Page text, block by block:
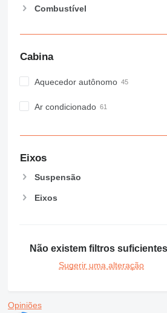
Combustível
Cabina
Aquecedor autônomo
Ar condicionado
Eixos
Suspensão
Eixos
Não existem filtros
Sugerir uma alteração
Opiniões